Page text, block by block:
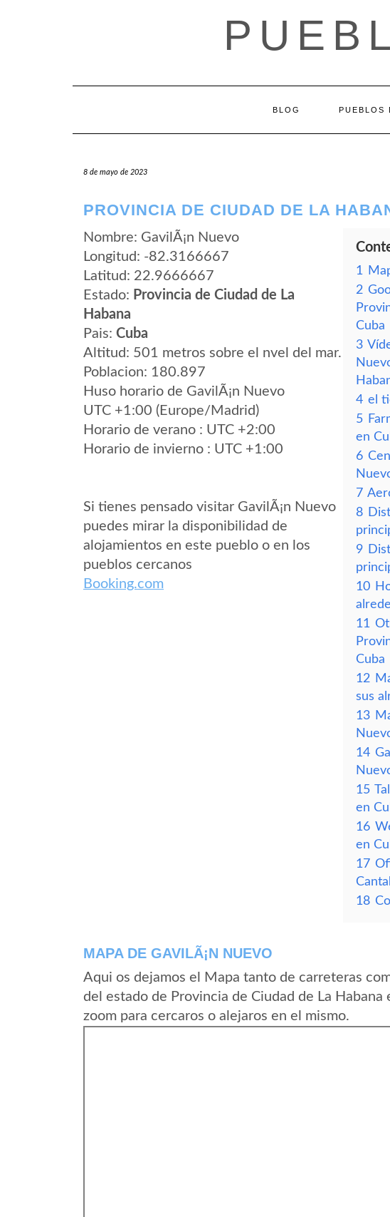
BLOG PUEBLOS
8 de mayo de 2023
PROVINCIA DE CIUDAD DE LA
Nombre: GavilÃ¡n Nuevo
Longitud: -82.3166667
Latitud: 22.9666667
Estado: Provincia de Ciudad de La
Habana
Pais: Cuba
Altitud: 501 metros sobre el nvel del mar.
Poblacion: 180.897
Huso horario de GavilÃ¡n Nuevo
UTC +1:00 (Europe/Madrid)
Horario de verano : UTC +2:00
Horario de invierno : UTC +1:00
Si tienes pensado visitar GavilÃ¡n Nuevo
puedes mirar la disponibilidad de
alojamientos en este pueblo o en los
pueblos cercanos
Booking.com
1
2
Cuba
3
4 el
5
en
6
7
8
9
10
11
Cuba
12
sus
13
14
15
en
16
en
17
18
MAPA DE GAVILÃ¡N NUEVO
Aqui os dejamos el Mapa tanto de carreteras
del estado de Provincia de Ciudad de La Habana
zoom para cercaros o alejaros en el mismo.